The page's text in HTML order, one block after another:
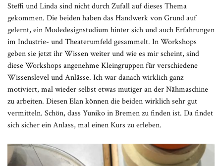
Steffi und Linda sind nicht durch Zufall auf dieses Thema
gekommen. Die beiden haben das Handwerk von Grund auf
gelernt, ein Modedesignstudium hinter sich und auch Erfahrungen
im Industrie- und Theaterumfeld gesammelt. In Workshops
geben sie jetzt ihr Wissen weiter und wie es mir scheint, sind
diese Workshops angenehme Kleingruppen für verschiedene
Wissenslevel und Anlässe. Ich war danach wirklich ganz
motiviert, mal wieder selbst etwas mutiger an der Nähmaschine
zu arbeiten. Diesen Elan können die beiden wirklich sehr gut
vermitteln. Schön, dass Yuniko in Bremen zu finden ist. Da findet
sich sicher ein Anlass, mal einen Kurs zu erleben.